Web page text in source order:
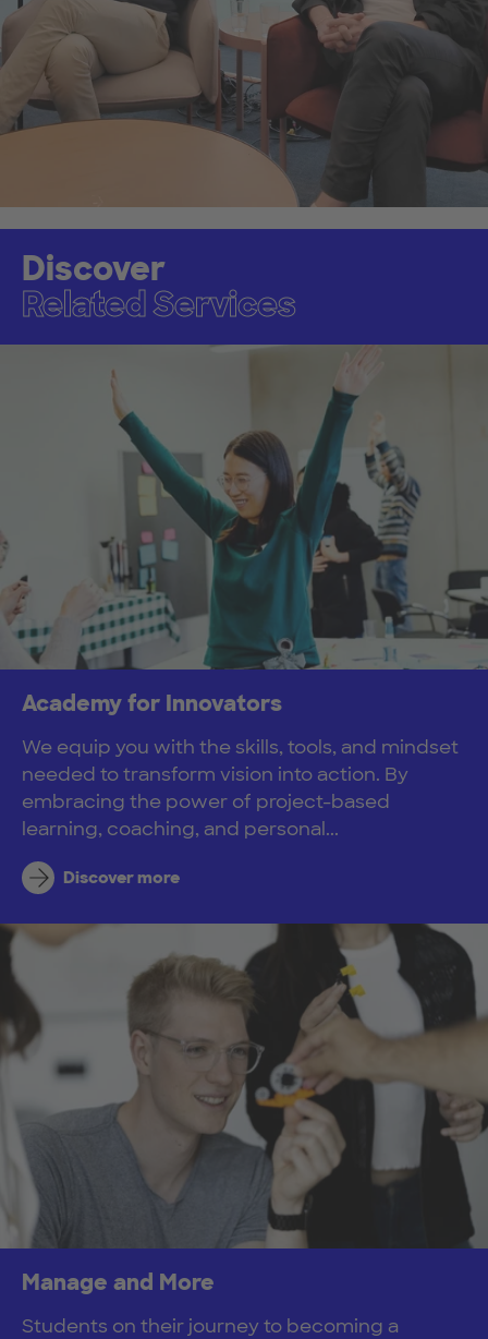
Discover
Related Services
Academy for Innovators
We equip you with the skills, tools, and mindset
needed to transform vision into action. By
embracing the power of project-based
learning, coaching, and personal...
Discover more
Manage and More
Students on their journey to becoming a